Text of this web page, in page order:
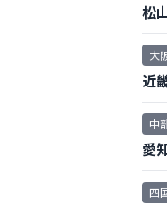
松
大
近
中
愛
四